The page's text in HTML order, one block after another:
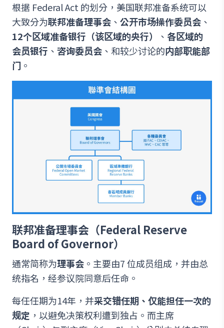
根据 Federal Act 的划分，美国联邦准备系统可以
大致分为联邦准备理事会 、 公开市场操作委员会 、
12个区域准备银行（该区域的央行）
、 各区域的
会员银行 、 咨询委员会 、和较少讨论的内部职能部
门 。
联邦准备理事会（Federal Reserve
Board of Governor）
通常简称为理事会 。主要由7 位成员组成，并由总
统指名，经参议院同意后任命。
每任任期为14年，并采交错任期、仅能担任一次的
规定 ，以避免决策权利遭到独占。而主席